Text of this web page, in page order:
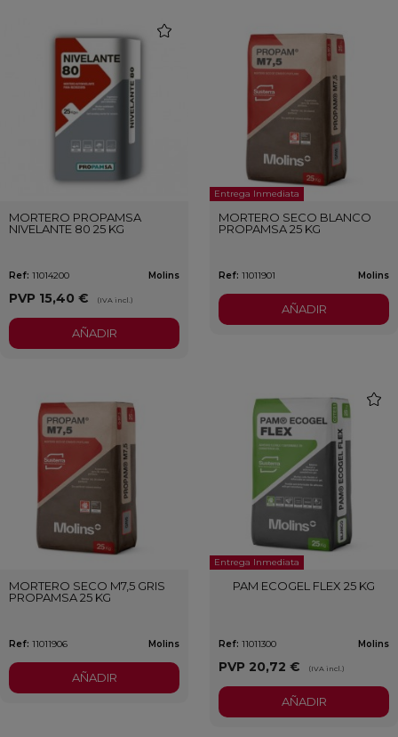
MORTERO PROPAMSA
NIVELANTE 80 25 KG
Ref: 11014200 Molins
PVP 15,40 € (IVA incl.)
AÑADIR
Entrega Inmediata
MORTERO SECO BLANCO
PROPAMSA 25 KG
Ref: 11011901 Molins
AÑADIR
MORTERO SECO M7,5 GRIS
PROPAMSA 25 KG
Ref: 11011906 Molins
AÑADIR
Entrega Inmediata
PAM ECOGEL FLEX 25 KG
Ref: 11011300 Molins
PVP 20,72 € (IVA incl.)
AÑADIR